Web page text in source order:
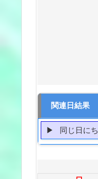
関連日結果
同じ日にち